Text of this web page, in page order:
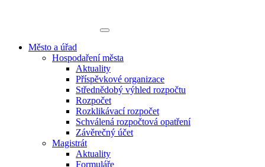
Město a úřad
Hospodaření města
Aktuality
Příspěvkové organizace
Střednědobý výhled rozpočtu
Rozpočet
Rozklikávací rozpočet
Schválená rozpočtová opatření
Závěrečný účet
Magistrát
Aktuality
Formuláře